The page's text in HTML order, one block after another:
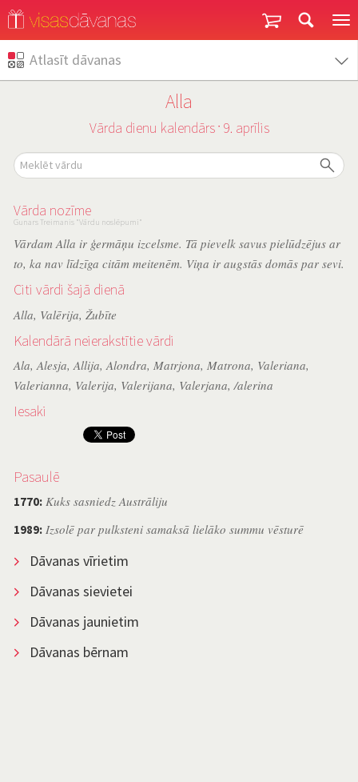
Atlasīt dāvanas
Alla
Vārda dienu kalendārs ˙ 9. aprīlis
Vārda nozīme
Gunars Treimanis "Vārdu noslēpumi"
Vārdam Alla ir ģermāņu izcelsme. Tā pievelk savus pielūdzējus ar
to, ka nav līdzīga citām meitenēm. Viņa ir augstās domās par sevi.
Citi vārdi šajā dienā
Alla, Valērija, Žubīte
Kalendārā neierakstītie vārdi
Ala,Alesja,Allija,Alondra, Matrjona, Matrona, Valeriana,
Valerianna, Valerija, Valerijana, Valerjana,/alerina
Iesaki
Pasaulē
1770: Kuks sasniedz Austrāliju
1989: Izsolē par pulksteni samaksā lielāko summu vēsturē
Dāvanas vīrietim
Dāvanas sievietei
Dāvanas jaunietim
Dāvanas bērnam